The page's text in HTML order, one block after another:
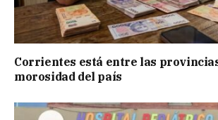
Corrientes está entre las
morosidad del país